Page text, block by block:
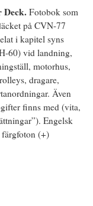
Deck. Fotobok som
på CVN-77
i kapitel syns
60) vid landning,
motorhus,
dragare,
Även
finns med (vita,
Engelsk
(+)